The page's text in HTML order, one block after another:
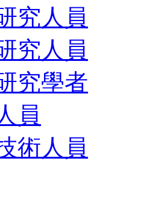
究人員
究人員
究學者
員
術人員